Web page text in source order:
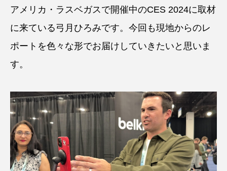
アメリカ・ラスベガスで開催中のCES 2024に取材
に来ている弓月ひろみです。今回も現地からのレ
ポートを色々な形でお届けしていきたいと思いま
す。